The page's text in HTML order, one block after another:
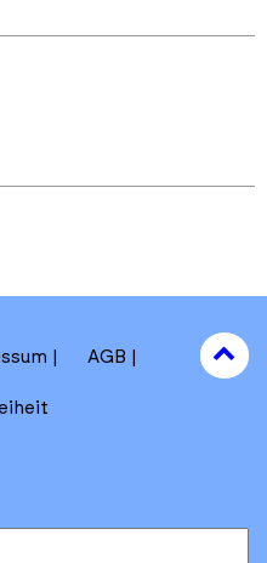
AGB
to
top